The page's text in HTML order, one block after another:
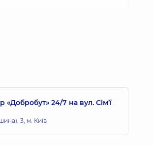
24/7 на вул. Сім’ї
3, м. Київ